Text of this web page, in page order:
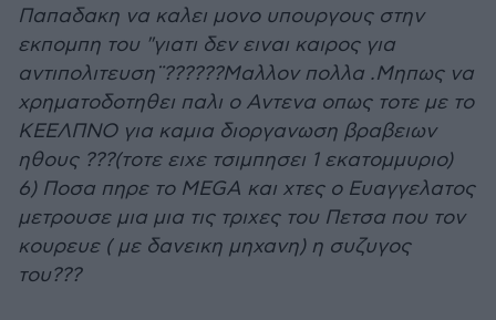
Παπαδακη να καλει μονο υπουργους στην
εκπομπη του "γιατι δεν ειναι καιρος για
αντιπολιτευση¨??????Μαλλον πολλα .Μηπως να
χρηματοδοτηθει παλι ο Αντενα οπως τοτε με το
ΚΕΕΛΠΝΟ για καμια διοργανωση βραβειων
ηθους ???(τοτε ειχε τσιμπησει 1 εκατομμυριο)
6) Ποσα πηρε το MEGA και χτες ο Ευαγγελατος
μετρουσε μια μια τις τριχες του Πετσα που τον
κουρευε ( με δανεικη μηχανη) η συζυγος
του???